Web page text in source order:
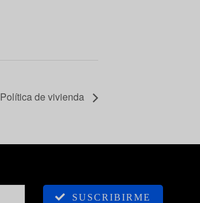
Política de vivienda
SUSCRIBIRME